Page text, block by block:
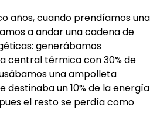
años, cuando prendíamos una
a andar una cadena de
generábamos
central térmica con 30% de
una ampolleta
destinaba un 10% de la energía
el resto se perdía como